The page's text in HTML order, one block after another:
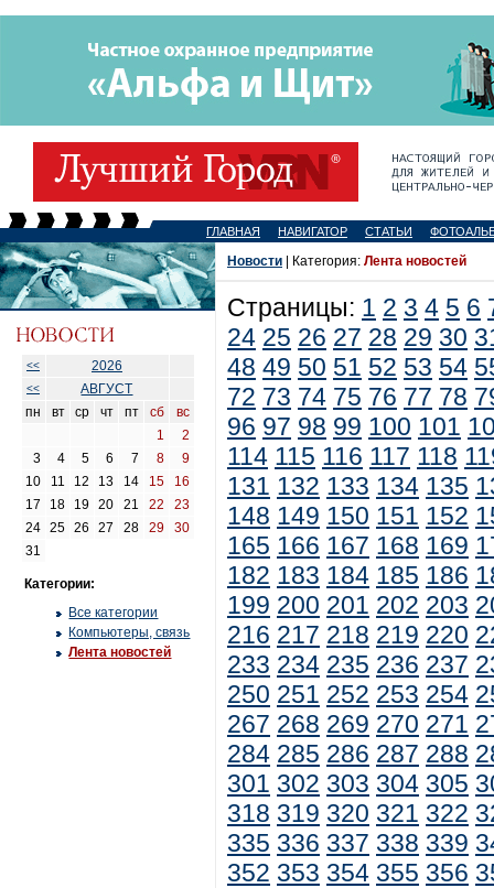
ГЛАВНАЯ НАВИГАТОР СТАТЬИ
<< 2026
<<
АВГУСТ
пн
вт ср чт пт сб
вс
1
2
3
4 5 6 7 8
9
10
11 12 13 14 15
16
17
18 19 20 21 22
23
24
25 26 27 28 29
30
31
Категории:
Все категории
Компьютеры, связь
Лента новостей
Новости | Категория: Лента новостей
Страницы: 1 2 3 4 5 6
24 25 26 27 28 29 30
48 49 50 51 52 53 54
72 73 74 75 76 77 78
96 97 98 99 100 101
114 115 116 117 118
131 132 133 134 135
148 149 150 151 152
165 166 167 168 169
182 183 184 185 186
199 200 201 202 203
216 217 218 219 220
233 234 235 236 237
250 251 252 253 254
267 268 269 270 271
284 285 286 287 288
301 302 303 304 305
318 319 320 321 322
335 336 337 338 339
352 353 354 355 356